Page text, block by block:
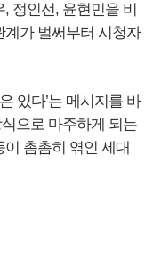
정인선, 윤현민을 비
가 벌써부터 시청자
있다’는 메시지를 바
으로 마주하게 되는
촘촘히 엮인 세대